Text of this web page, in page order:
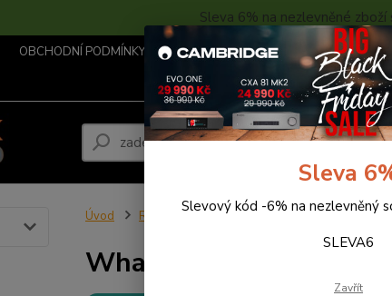
Sleva 6% na nezlevněné zboží
OBCHODNÍ PODMÍNKY ... KONTAKTY O NÁS
POPTÁVKA
Úvod Reprosoustavy Wharfedale EVO 4.1 (bílé)
Wharfedale EVO 4.1
Sleva
Slevový kód -6% na nezlevněný
SLEVA6
Zavřít